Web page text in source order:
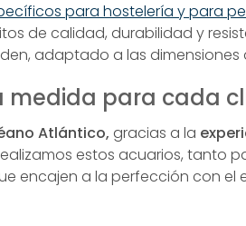
para hostelería y para
de calidad, durabilidad y
adaptado a las
medida para cada
Atlántico, gracias a la
estos acuarios, tanto
encajen a la perfección con